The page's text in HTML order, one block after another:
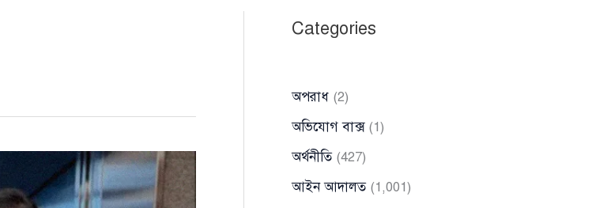
Categories
অপরাধ (2)
অভিযোগ বাক্স(1)
অর্থনীতি(427)
আইন আদালত(1,001)